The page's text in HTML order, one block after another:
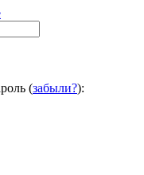
(забыли?):